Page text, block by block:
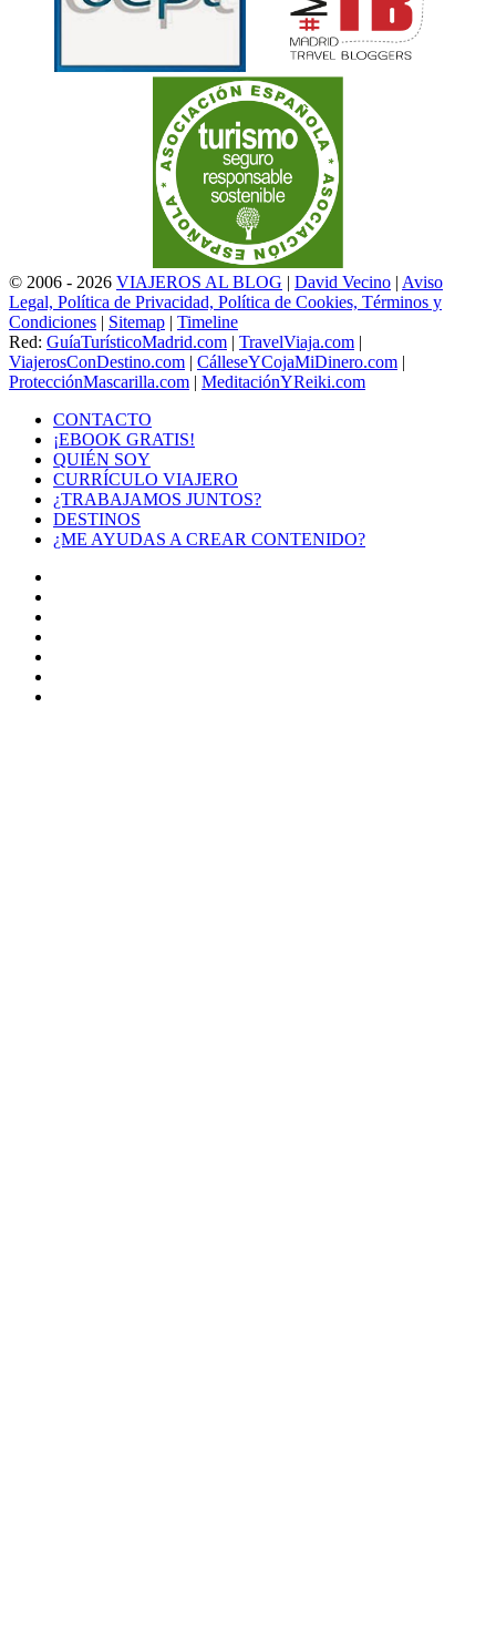
© 2006 - 2026 VIAJEROS AL BLOG | David Vecino | Aviso
Legal, Política de Privacidad, Política de Cookies, Términos y
Condiciones | Sitemap | Timeline
Red: GuíaTurísticoMadrid.com | TravelViaja.com |
ViajerosConDestino.com | CálleseYCojaMiDinero.com |
ProtecciónMascarilla.com | MeditaciónYReiki.com
CONTACTO
¡EBOOK GRATIS!
QUIÉN SOY
CURRÍCULO VIAJERO
¿TRABAJAMOS JUNTOS?
DESTINOS
¿ME AYUDAS A CREAR CONTENIDO?